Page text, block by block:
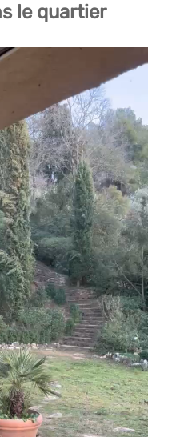
le quartier